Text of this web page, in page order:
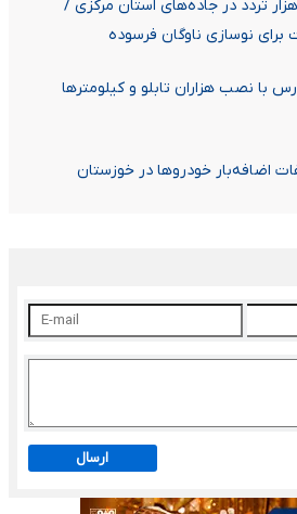
ثبت ۵۴ میلیون و ۵۰۰ هزار تردد در جاده‌های استان مرکزی /
برای نوسازی ناوگان فرسوده
با نصب هزاران تابلو و کیلومترها
ارسال